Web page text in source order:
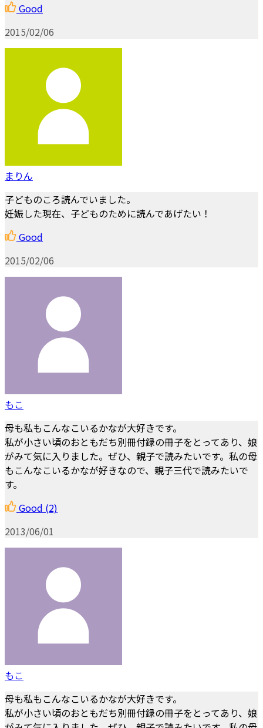
Good
2015/02/06
まりん
子どものころ読んでいました。
妊娠した現在、子どものために読んであげたい！
Good
2015/02/06
もこ
母も私もこんなこいるかなが大好きです。
私が小さい頃のおともだち別冊付録の冊子をとってあり、娘
がみて気に入りました。ぜひ、親子で読みたいです。私の母
もこんなこいるかなが好きなので、親子三代で読みたいで
す。
Good (2)
2013/06/01
もこ
母も私もこんなこいるかなが大好きです。
私が小さい頃のおともだち別冊付録の冊子をとってあり、娘